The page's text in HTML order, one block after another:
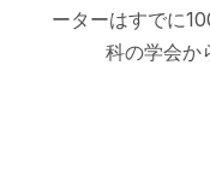
ーターはすでに
科の学会か